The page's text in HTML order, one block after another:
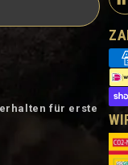
für erste